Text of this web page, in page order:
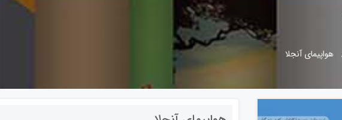
هواپیمای آنجلا